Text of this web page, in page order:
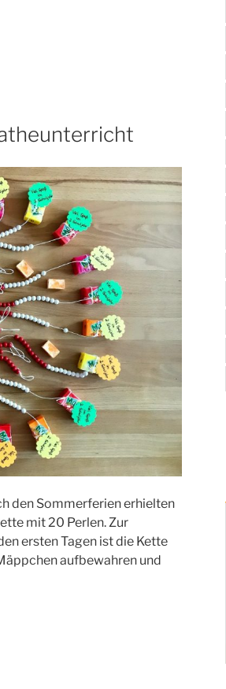
den Sommerferien erhielten
mit 20 Perlen. Zur
ersten Tagen ist die Kette
aufbewahren und